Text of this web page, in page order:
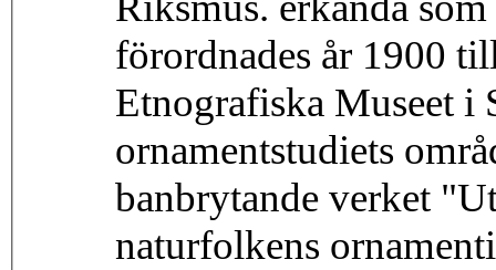
förordnades år 1900
Etnografiska Museet i
ornamentstudiets
banbrytande verket
naturfolkens